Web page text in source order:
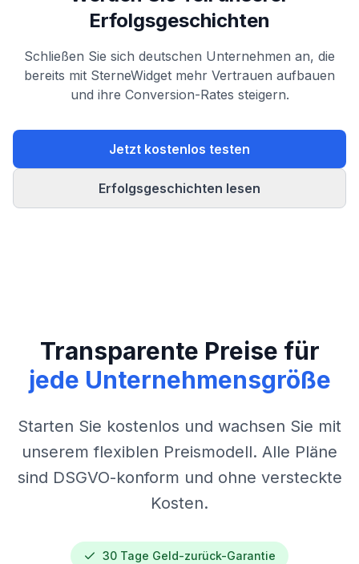
Erfolgsgeschichten
Schließen Sie sich deutschen Unternehmen an, die
bereits mit SterneWidget mehr Vertrauen aufbauen
und ihre Conversion-Rates steigern.
Jetzt kostenlos testen
Erfolgsgeschichten lesen
Transparente Preise für
jede Unternehmensgröße
Starten Sie kostenlos und wachsen Sie mit
unserem flexiblen Preismodell. Alle Pläne
sind DSGVO-konform und ohne versteckte
Kosten.
30 Tage Geld-zurück-Garantie